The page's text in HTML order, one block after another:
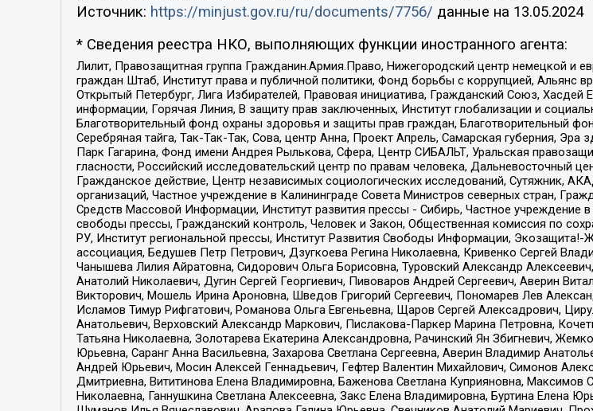
Источник: https://minjust.gov.ru/ru/documents/7756/ данные на 13.05.2024
* Сведения реестра НКО, выполняющих функции иностранного агента:
Лилит, Правозащитная группа Гражданин.Армия.Право, Нижегородский центр немецкой и
граждан Штаб, Институт права и публичной политики, Фонд борьбы с коррупцией,
Открытый Петербург, Лига Избирателей, Правовая инициатива, Гражданский Союз,
информации, Горячая Линия, В защиту прав заключенных, Институт глобализации и
Благотворительный фонд охраны здоровья и защиты прав граждан, Благотворительный
Серебряная тайга, Так-Так-Так, Сова, центр Анна, Проект Апрель, Самарская губерния,
Парк Гагарина, Фонд имени Андрея Рылькова, Сфера, Центр СИБАЛЬТ, Уральская
гласности, Российский исследовательский центр по правам человека, Дальневосточный
Гражданское действие, Центр независимых социологических исследований, Сутяжник,
организаций, Частное учреждение в Калининграде Совета Министров северных стран,
Средств Массовой Информации, Институт развития прессы - Сибирь, Частное учреждение
свободы прессы, Гражданский контроль, Человек и Закон, Общественная комиссия по
РУ, Институт региональной прессы, Институт Развития Свободы Информации,
ассоциация, Бедушев Петр Петрович, Дзугкоева Регина Николаевна, Кривенко Сергей
Чанышева Лилия Айратовна, Сидорович Ольга Борисовна, Туровский Александр
Анатолий Николаевич, Дугин Сергей Георгиевич, Пивоваров Андрей Сергеевич, Аверин
Викторович, Мошель Ирина Ароновна, Шведов Григорий Сергеевич, Пономарев Лев
Исламов Тимур Рифгатович, Романова Ольга Евгеньевна, Щаров Сергей Алексадрович,
Анатольевич, Верховский Александр Маркович, Пислакова-Паркер Марина Петровна,
Татьяна Николаевна, Золотарева Екатерина Александровна, Рачинский Ян Збигневич,
Юрьевна, Саранг Анна Васильевна, Захарова Светлана Сергеевна, Аверин Владимир
Андрей Юрьевич, Мосин Алексей Геннадьевич, Гефтер Валентин Михайлович, Симонов
Дмитриевна, Вититинова Елена Владимировна, Баженова Светлана Куприяновна, Максимов
Николаевна, Ганнушкина Светлана Алексеевна, Закс Елена Владимировна, Буртина Елена